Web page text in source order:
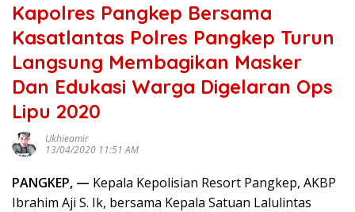
Kapolres Pangkep Bersama
Kasatlantas Polres Pangkep Turun
Langsung Membagikan Masker
Dan Edukasi Warga Digelaran Ops
Lipu 2020
Ukhieamir
13/04/2020 11:51 AM
PANGKEP, — Kepala Kepolisian Resort Pangkep, AKBP
Ibrahim Aji S. Ik, bersama Kepala Satuan Lalulintas